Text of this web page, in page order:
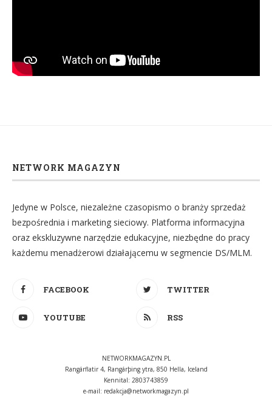
NETWORK MAGAZYN
Jedyne w Polsce, niezależne czasopismo o branży sprzedaż
bezpośrednia i marketing sieciowy. Platforma informacyjna
oraz ekskluzywne narzędzie edukacyjne, niezbędne do pracy
każdemu menadżerowi działającemu w segmencie DS/MLM.
FACEBOOK TWITTER
YOUTUBE RSS
NETWORKMAGAZYN.PL
Rangárflatir 4, Rangárþing ytra, 850 Hella, Iceland
Kennital: 2803743859
e-mail: redakcja@networkmagazyn.pl